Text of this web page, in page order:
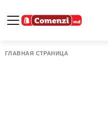
ГЛАВНАЯ СТРАНИЦА